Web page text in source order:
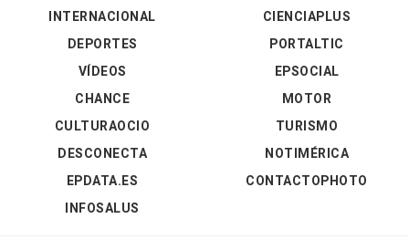
INTERNACIONAL
DEPORTES
VÍDEOS
CIENCIAPLUS
PORTALTIC
EPSOCIAL
CHANCE
CULTURAOCIO
DESCONECTA
EPDATA.ES
INFOSALUS
MOTOR
TURISMO
NOTIMÉRICA
CONTACTOPHOTO